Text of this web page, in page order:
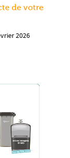
de votre
2026